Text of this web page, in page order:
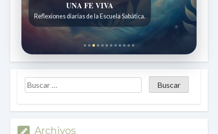
Historias bíblicas para maravillarse
Historias bíblicas para niños de 7 a 12 años.
Archivos